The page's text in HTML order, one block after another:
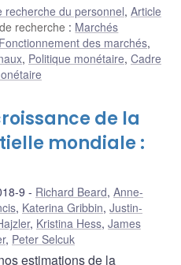
recherche du personnel, Article
recherche : Marchés
Fonctionnement des marchés,
, Politique monétaire, Cadre
de la
mondiale :
9 Richard Beard, Anne-
, Katerina Gribbin, Justin-
, Kristina Hess, James
, Peter Selcuk
estimations de la